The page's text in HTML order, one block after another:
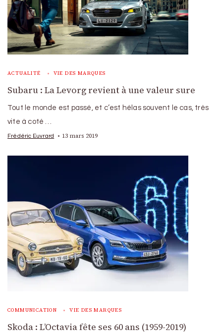
ACTUALITÉ VIE DES MARQUES
Subaru : La Levorg revient à une valeur sure
Tout le monde est passé, et c’est hélas souvent le cas, très
vite à coté …
Frédéric Euvrard 13 mars 2019
COMMUNICATION VIE DES MARQUES
Skoda : L’Octavia fête ses 60 ans (1959-2019)